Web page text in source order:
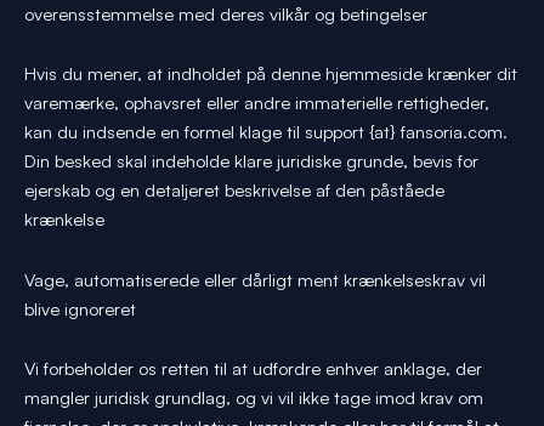
overensstemmelse med deres vilkår og betingelser
Hvis du mener, at indholdet på denne hjemmeside krænker dit
varemærke, ophavsret eller andre immaterielle rettigheder,
kan du indsende en formel klage til support {at} fansoria.com.
Din besked skal indeholde klare juridiske grunde, bevis for
ejerskab og en detaljeret beskrivelse af den påståede
krænkelse
Vage, automatiserede eller dårligt ment krænkelseskrav vil
blive ignoreret
Vi forbeholder os retten til at udfordre enhver anklage, der
mangler juridisk grundlag, og vi vil ikke tage imod krav om